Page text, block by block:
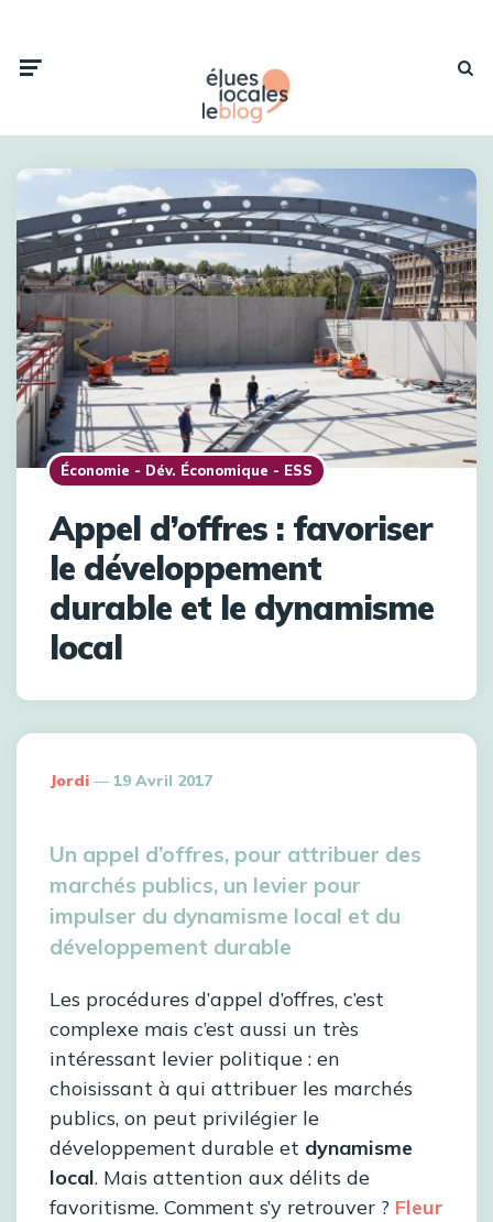
Économie - Dév. Économique - ESS
Appel d’offres : favoriser
le développement
durable et le dynamisme
local
Jordi 19 Avril 2017
Un appel d’offres, pour attribuer des
marchés publics, un levier pour
impulser du dynamisme local et du
développement durable
Les procédures d’appel d’offres, c’est
complexe mais c’est aussi un très
intéressant levier politique : en
choisissant à qui attribuer les marchés
publics, on peut privilégier le
développement durable et dynamisme
local. Mais attention aux délits de
favoritisme. Comment s’y retrouver ? Fleur